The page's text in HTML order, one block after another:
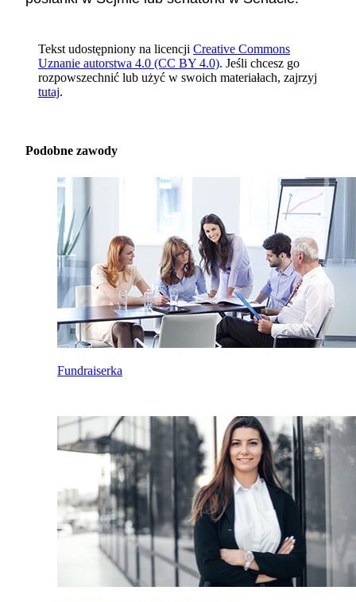
Tekst udostępniony na licencji Creative Commons
Uznanie autorstwa 4.0 (CC BY 4.0). Jeśli chcesz go
rozpowszechnić lub użyć w swoich materiałach, zajrzyj
tutaj.
Podobne zawody
Fundraiserka